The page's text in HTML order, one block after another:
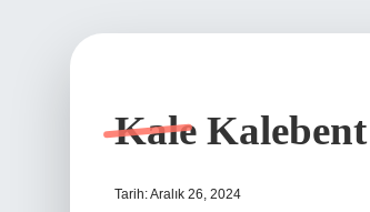
Kale
Tarih: Aralık 26, 2024